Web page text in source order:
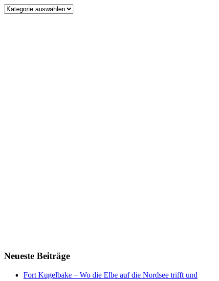
Kategorien
Neueste Beiträge
Fort Kugelbake – Wo die Elbe auf die Nordsee trifft und